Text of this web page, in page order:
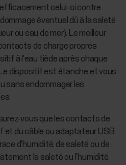
celui-ci contre
éventuel dû à la saleté
ou eau de mer). Le meilleur
de charge propres
à l'eau tiède après chaque
dispositif est étanche et vous
sans endommager les
vous que les contacts de
et du câble ou adaptateur USB
d'humidité, de saleté ou de
la saleté ou l'humidité.